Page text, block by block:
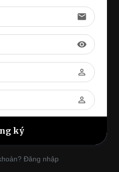
email
visibility
perm_identity
perm_identity
Đăng nhập